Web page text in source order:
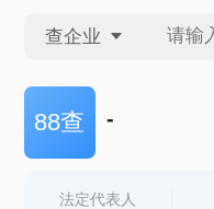
查企业
查企业
88查 -
法定代表人